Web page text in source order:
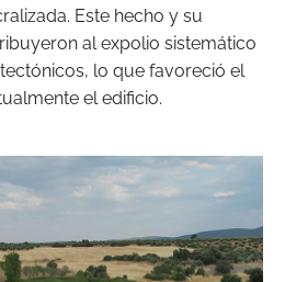
Este hecho y su
al expolio sistemático
lo que favoreció el
el edificio.